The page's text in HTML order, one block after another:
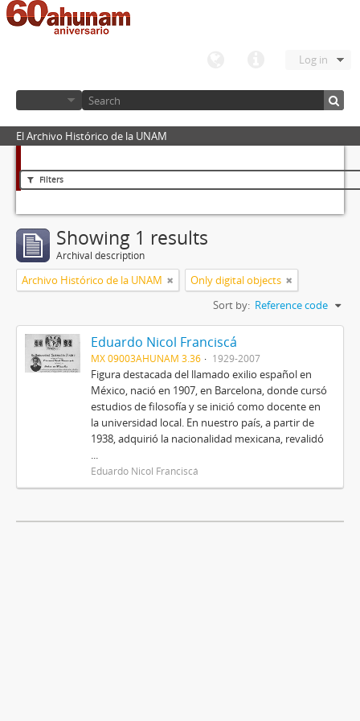
Log in
El Archivo Histórico de la UNAM
Filters
Showing 1 results
Archival description
Archivo Histórico de la UNAM
Only digital objects
Sort by: Reference code
Eduardo Nicol Franciscá
MX 09003AHUNAM 3.36 1929-2007
Figura destacada del llamado exilio español en
México, nació en 1907, en Barcelona, donde cursó
estudios de filosofía y se inició como docente en
la universidad local. En nuestro país, a partir de
1938, adquirió la nacionalidad mexicana, revalidó
...
Eduardo Nicol Franciscá